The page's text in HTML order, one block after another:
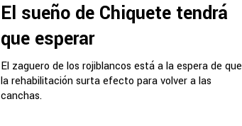
El sueño de Chiquete tendrá
que esperar
El zaguero de los rojiblancos está a la espera de que
la rehabilitación surta efecto para volver a las
canchas.